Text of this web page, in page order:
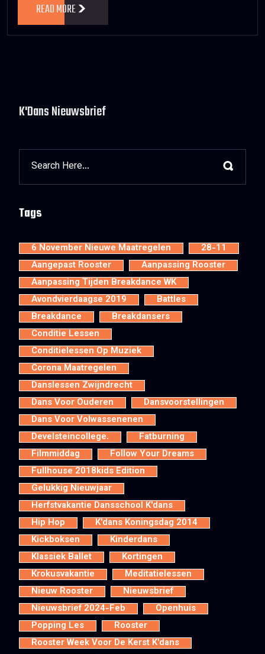
READ MORE
K'Dans Nieuwsbrief
Tags
6 November Nieuwe Maatregelen
28-11
Aangepast Rooster
Aanpassing Rooster
Aanpassing Tijden Breakdance WK
Avondvierdaagse 2019
Battles
Breakdance
Breakdansers
Conditie Lessen
Conditielessen Op Muziek
Corona Maatregelen
Danslessen Zwijndrecht
Dans Voor Ouderen
Dansvoorstellingen
Dans Voor Volwassenenen
Develsteincollege.
Fatburning
Filmmiddag
Follow Your Dreams
Fullhouse 2018kids Edition
Gelukkig Nieuwjaar
Herfstvakantie Dansschool K'dans
Hip Hop
K'dans Koningsdag 2014
Kickboksen
Kinderdans
Klassiek Ballet
Kortingen
Krokusvakantie
Meditatielessen
Nieuw Rooster
Nieuwsbrief
Nieuwsbrief 2024-Feb
Openhuis
Popping Les
Rooster
Rooster Week Voor De Kerst K'dans